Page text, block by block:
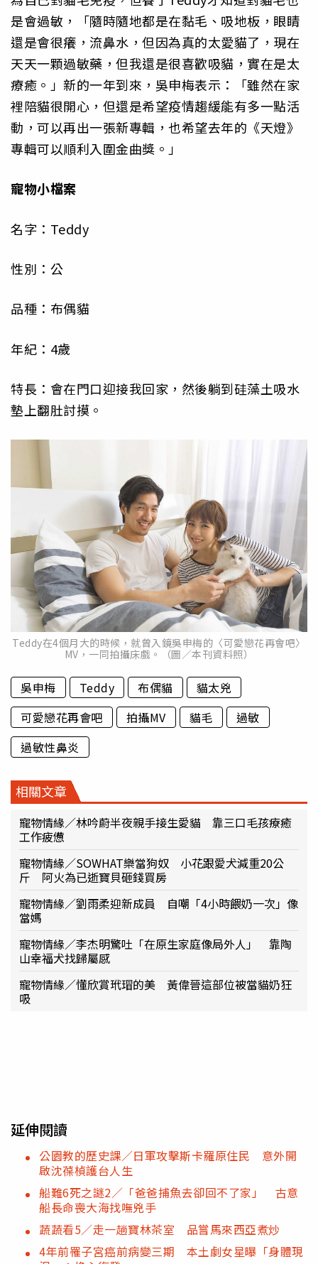
是會過敏，「隨時隨地都是在黏毛、吸地板，眼睛
還是會很癢，流鼻水，但因為真的太愛貓了，現在
天天一顆過敏藥，但我還是很喜歡吸貓，實在是太
療癒。」新的一年到來，吳申梅表示：「雖然在家
裡陪貓很開心，但還是希望疫情趨緩能有多一點活
動，可以再出一張新專輯，也希望去年的《天燈》
專輯可以順利入圍金曲獎。」
寵物小檔案
名字：Teddy
性別：公
品種：布偶貓
年紀：4歲
特長：會在門口迎接我回家，然後躺到硅藻土吸水
墊上翻肚討摸。
Teddy在4個月大的時候，就曾入鏡吳申梅的〈可愛戀花再會吧〉
MV，一同拍攝床戲。（圖／本刊資料照）
吳申梅 Teddy 布偶貓
貓太兇
可愛戀花再會吧
拍攝MV 貓毛
過敏
過敏性鼻炎
相關文章
寵物情緣／林吟蔚半夜親手接生愛貓 靠三口毛孩療癒
工作疲憊
寵物情緣／SOWHAT樂當狗奴 小花跟愛犬減重20公
斤 阿火為已逝寶貝砸錢買房
寵物情緣／劉雨柔迎新成員 自嘲「4小時餵奶一次」像
當媽
寵物情緣／李杰明驚吐「在原生家庭像局外人」 靠陶
山幸福犬找歸屬感
寵物情緣／懂欣賞玳瑁的美 黃偉晉這部位被當貓奶狂
吸
延伸閱讀
公園教的歷史課／日軍攻擊斯卡羅原住民 意外開
啟沈葆楨護台人生
船難6死之謎2／「爸爸捕魚去卻回不了家」 古意
船長命喪大海找嘸兇手
蔬蔬看5／走一趟寶林茶室 品嘗馬來西亞煮炒
4年前罹子宮癌前病變三期 本土劇女星曝「身體現